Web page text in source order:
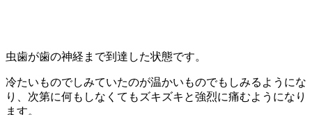
虫歯が歯の神経まで到達した状態です。
冷たいものでしみていたのが温かいものでもしみるようにな
り、次第に何もしなくてもズキズキと強烈に痛むようになり
ます。